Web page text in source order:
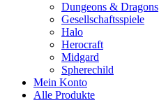
Dungeons & Dragons
Gesellschaftsspiele
Halo
Herocraft
Midgard
Spherechild
Mein Konto
Alle Produkte